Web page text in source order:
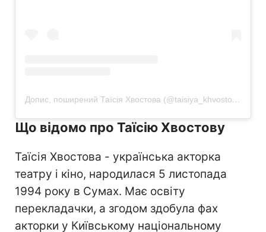
Допис, поширений Таїсія Хвостова (@taisiya_khvostova)
Що відомо про Таїсію Хвостову
Таїсія Хвостова - українська акторка
театру і кіно, народилася 5 листопада
1994 року в Сумах. Має освіту
перекладачки, а згодом здобула фах
акторки у Київському національному